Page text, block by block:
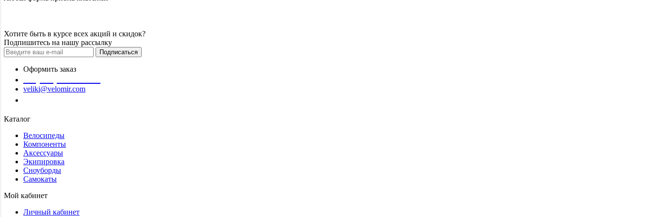
Хотите быть в курсе всех акций и скидок?
Подпишитесь на нашу рассылку
Подписаться
Оформить заказ
veliki@velomir.com
Каталог
Велосипеды
Компоненты
Аксессуары
Экипировка
Сноуборды
Самокаты
Мой кабинет
Личный кабинет